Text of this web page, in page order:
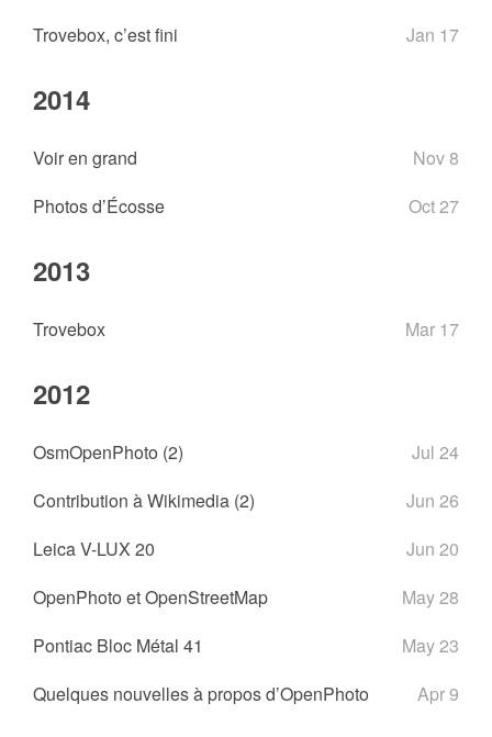
Trovebox, c’est fini
Jan 17
2014
Voir en grand
Nov 8
Photos d’Écosse
Oct 27
2013
Trovebox Mar 17
2012
OsmOpenPhoto (2)
Jul 24
Contribution à Wikimedia (2)
Jun 26
Leica V-LUX 20
Jun 20
OpenPhoto et OpenStreetMap
May 28
Pontiac Bloc Métal 41
May 23
Quelques nouvelles à propos d’OpenPhoto
Apr 9